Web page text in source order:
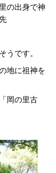
の出身で神
うです。
地に祖神を
岡の里古